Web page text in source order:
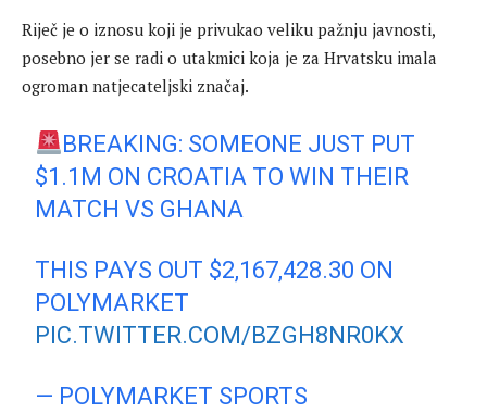
Riječ je o iznosu koji je privukao veliku pažnju javnosti,
posebno jer se radi o utakmici koja je za Hrvatsku imala
ogroman natjecateljski značaj.
BREAKING: SOMEONE JUST PUT
$1.1M ON CROATIA TO WIN THEIR
MATCH VS GHANA
THIS PAYS OUT $2,167,428.30 ON
POLYMARKET
PIC.TWITTER.COM/BZGH8NR0KX
— POLYMARKET SPORTS